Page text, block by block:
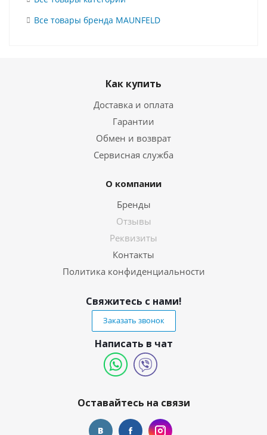
Все товары бренда MAUNFELD
Как купить
Доставка и оплата
Гарантии
Обмен и возврат
Сервисная служба
О компании
Бренды
Отзывы
Реквизиты
Контакты
Политика конфиденциальности
Свяжитесь с нами!
Заказать звонок
Написать в чат
Оставайтесь на связи